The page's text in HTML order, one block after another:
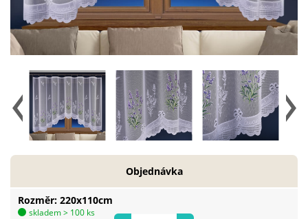
Rozměr 220x110cm
skladem > 100 ks
Objednávka